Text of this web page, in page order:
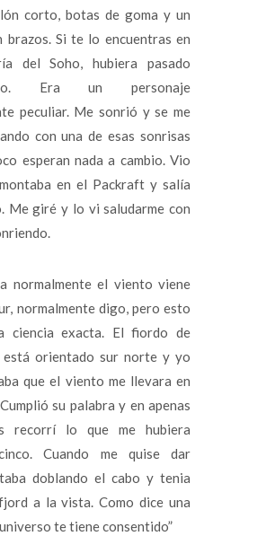
corto, botas de goma y un
brazos. Si te lo encuentras en
del Soho, hubiera pasado
Era un personaje
peculiar. Me sonrió y se me
con una de esas sonrisas
esperan nada a cambio. Vio
en el Packraft y salía
Me giré y lo vi saludarme con
normalmente el viento viene
normalmente digo, pero esto
ciencia exacta. El fiordo de
está orientado sur norte y yo
que el viento me llevara en
su palabra y en apenas
recorrí lo que me hubiera
Cuando me quise dar
doblando el cabo y tenia
a la vista. Como dice una
te tiene consentido”